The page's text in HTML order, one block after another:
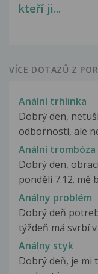
kteří ji...
VÍCE DOTAZŮ Z
Anální trhlinka
Dobrý den,
odbornosti, ale
Anální
Dobrý den,
pondělí 7.12. mě
Análny problém
Dobrý deň
týždeň má svrbí
Análny styk
Dobrý deň, je mi